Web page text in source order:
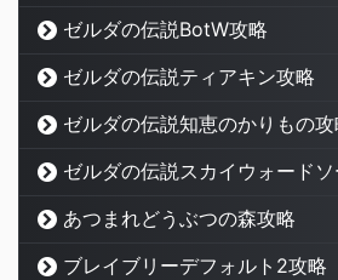
ゼルダの伝説BotW攻略
ゼルダの伝説ティアキン攻略
ゼルダの伝説知恵のかりもの攻
ゼルダの伝説スカイウォード
あつまれどうぶつの森攻略
ブレイブリーデフォルト2攻略